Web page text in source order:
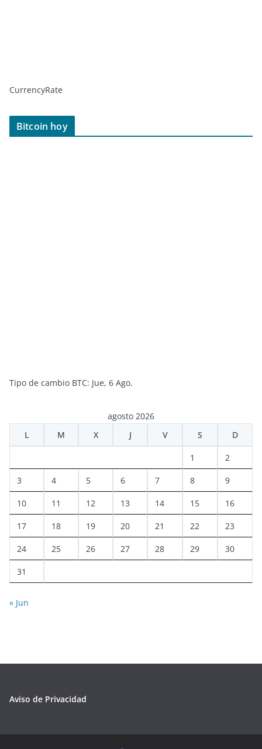
CurrencyRate
Bitcoin hoy
Tipo de cambio BTC: Jue, 6 Ago.
agosto 2026
L
M X J V S D
1 2
3 4 5 6 7 8 9
10 11 12 13 14 15 16
17 18 19 20 21 22 23
24 25 26 27 28 29 30
31
« Jun
Aviso de Privacidad